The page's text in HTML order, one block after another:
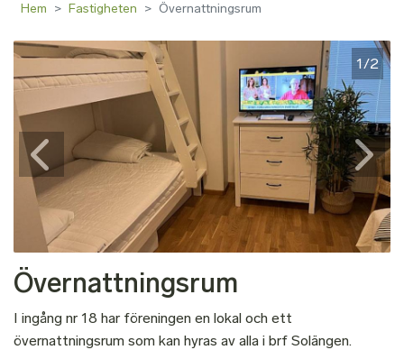
Hem Fastigheten Övernattningsrum
Övernattningsrum
1/2
I ingång nr 18 har föreningen en lokal och ett
övernattningsrum som kan hyras av alla i brf Solängen.